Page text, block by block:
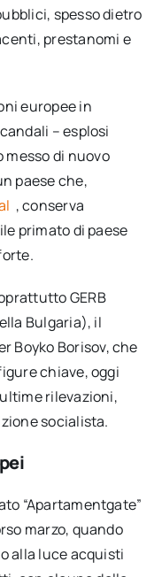
spesso dietro
prestanomi e
europee in
– esplosi
di nuovo
paese che,
, conserva
primato di paese
GERB
Bulgaria), il
Boyko Borisov, che
chiave, oggi
rilevazioni,
socialista.
“Apartamentgate”
marzo, quando
alla luce acquisti